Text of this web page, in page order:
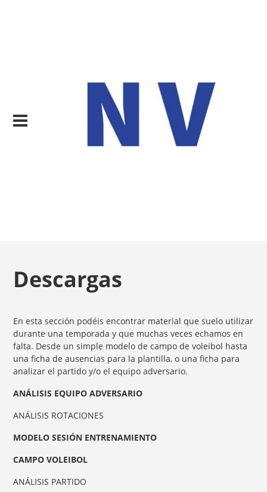
Descargas
En esta sección podéis encontrar material que suelo utilizar
durante una temporada y que muchas veces echamos en
falta. Desde un simple modelo de campo de voleibol hasta
una ficha de ausencias para la plantilla, o una ficha para
analizar el partido y/o el equipo adversario.
ANÁLISIS EQUIPO ADVERSARIO
ANÁLISIS ROTACIONES
MODELO SESIÓN ENTRENAMIENTO
CAMPO VOLEIBOL
ANÁLISIS PARTIDO